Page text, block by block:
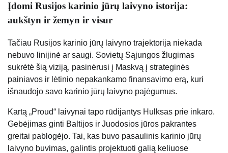
Įdomi Rusijos karinio jūrų laivyno istorija:
aukštyn ir žemyn ir visur
Tačiau Rusijos karinio jūrų laivyno trajektorija niekada
nebuvo linijinė ar saugi. Sovietų Sąjungos žlugimas
sukrėtė šią viziją, pasinėrusi į Maskvą į strateginės
painiavos ir lėtinio nepakankamo finansavimo erą, kuri
išnaudojo savo karinio jūrų laivyno pajėgumus.
Kartą „Proud“ laivynai tapo rūdijantys Hulksas prie inkaro.
Gebėjimas ginti Baltijos ir Juodosios jūros pakrantes
greitai pablogėjo. Tai, kas buvo pasaulinis karinio jūrų
laivyno buvimas, galintis projektuoti galią keliuose